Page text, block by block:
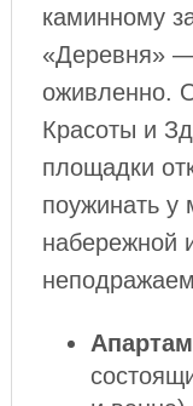
каминному
«Деревня» —
оживленно.
Красоты и
площадки
поужинать у
набережной